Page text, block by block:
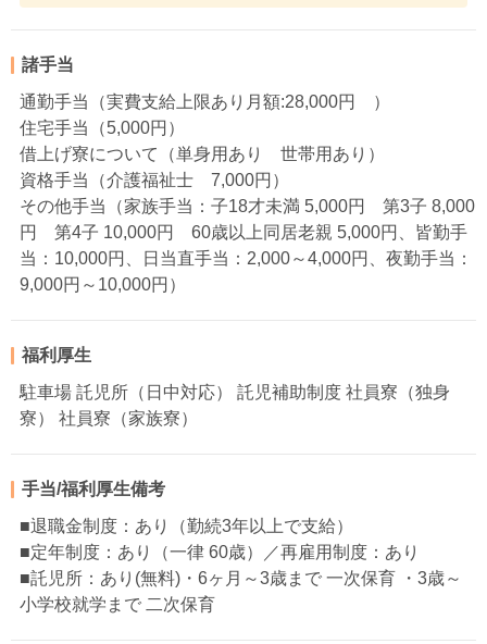
諸手当
通勤手当（実費支給上限あり月額:28,000円 ）
住宅手当（5,000円）
借上げ寮について（単身用あり 世帯用あり）
資格手当（介護福祉士 7,000円）
その他手当（家族手当：子18才未満 5,000円 第3子 8,000
円 第4子 10,000円 60歳以上同居老親 5,000円、皆勤手
当：10,000円、日当直手当：2,000～4,000円、夜勤手当：
9,000円～10,000円）
福利厚生
駐車場 託児所（日中対応） 託児補助制度 社員寮（独身
寮） 社員寮（家族寮）
手当/福利厚生備考
■退職金制度：あり（勤続3年以上で支給）
■定年制度：あり（一律 60歳）／再雇用制度：あり
■託児所：あり(無料)・6ヶ月～3歳まで 一次保育 ・3歳～
小学校就学まで 二次保育